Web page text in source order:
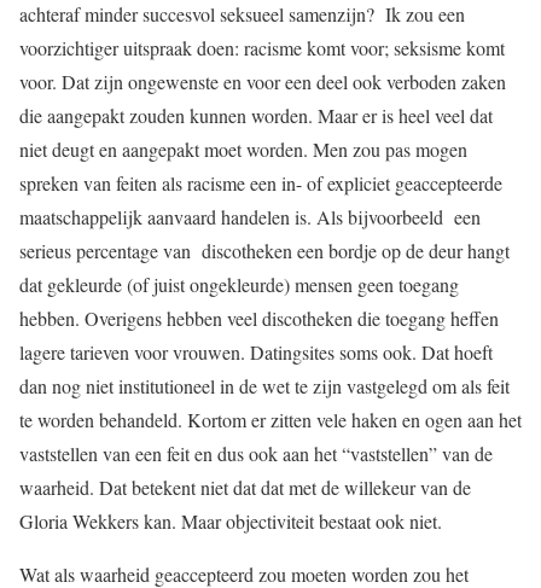
achteraf minder succesvol seksueel samenzijn? Ik zou een
voorzichtiger uitspraak doen: racisme komt voor; seksisme komt
voor. Dat zijn ongewenste en voor een deel ook verboden zaken
die aangepakt zouden kunnen worden. Maar er is heel veel dat
niet deugt en aangepakt moet worden. Men zou pas mogen
spreken van feiten als racisme een in- of expliciet geaccepteerde
maatschappelijk aanvaard handelen is. Als bijvoorbeeld een
serieus percentage van discotheken een bordje op de deur hangt
dat gekleurde (of juist ongekleurde) mensen geen toegang
hebben. Overigens hebben veel discotheken die toegang heffen
lagere tarieven voor vrouwen. Datingsites soms ook. Dat hoeft
dan nog niet institutioneel in de wet te zijn vastgelegd om als feit
te worden behandeld. Kortom er zitten vele haken en ogen aan het
vaststellen van een feit en dus ook aan het “vaststellen” van de
waarheid. Dat betekent niet dat dat met de willekeur van de
Gloria Wekkers kan. Maar objectiviteit bestaat ook niet.
Wat als waarheid geaccepteerd zou moeten worden zou het